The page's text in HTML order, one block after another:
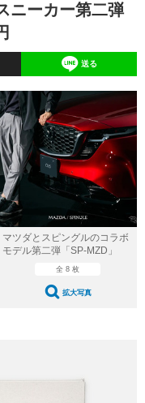
関西
四国
沖縄
愛車 File
プ！不具合修理＆粗悪修理
コーティング
防錆
カー「旧車」関連プロジェ
クト
ニーカー第二弾
送る
マツダとスピングルのコラボ
モデル第二弾「SP-MZD」
全 8 枚
拡大写真